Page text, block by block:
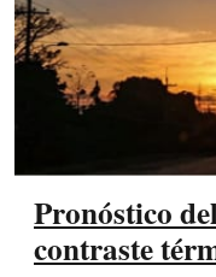
Pronóstico
contraste